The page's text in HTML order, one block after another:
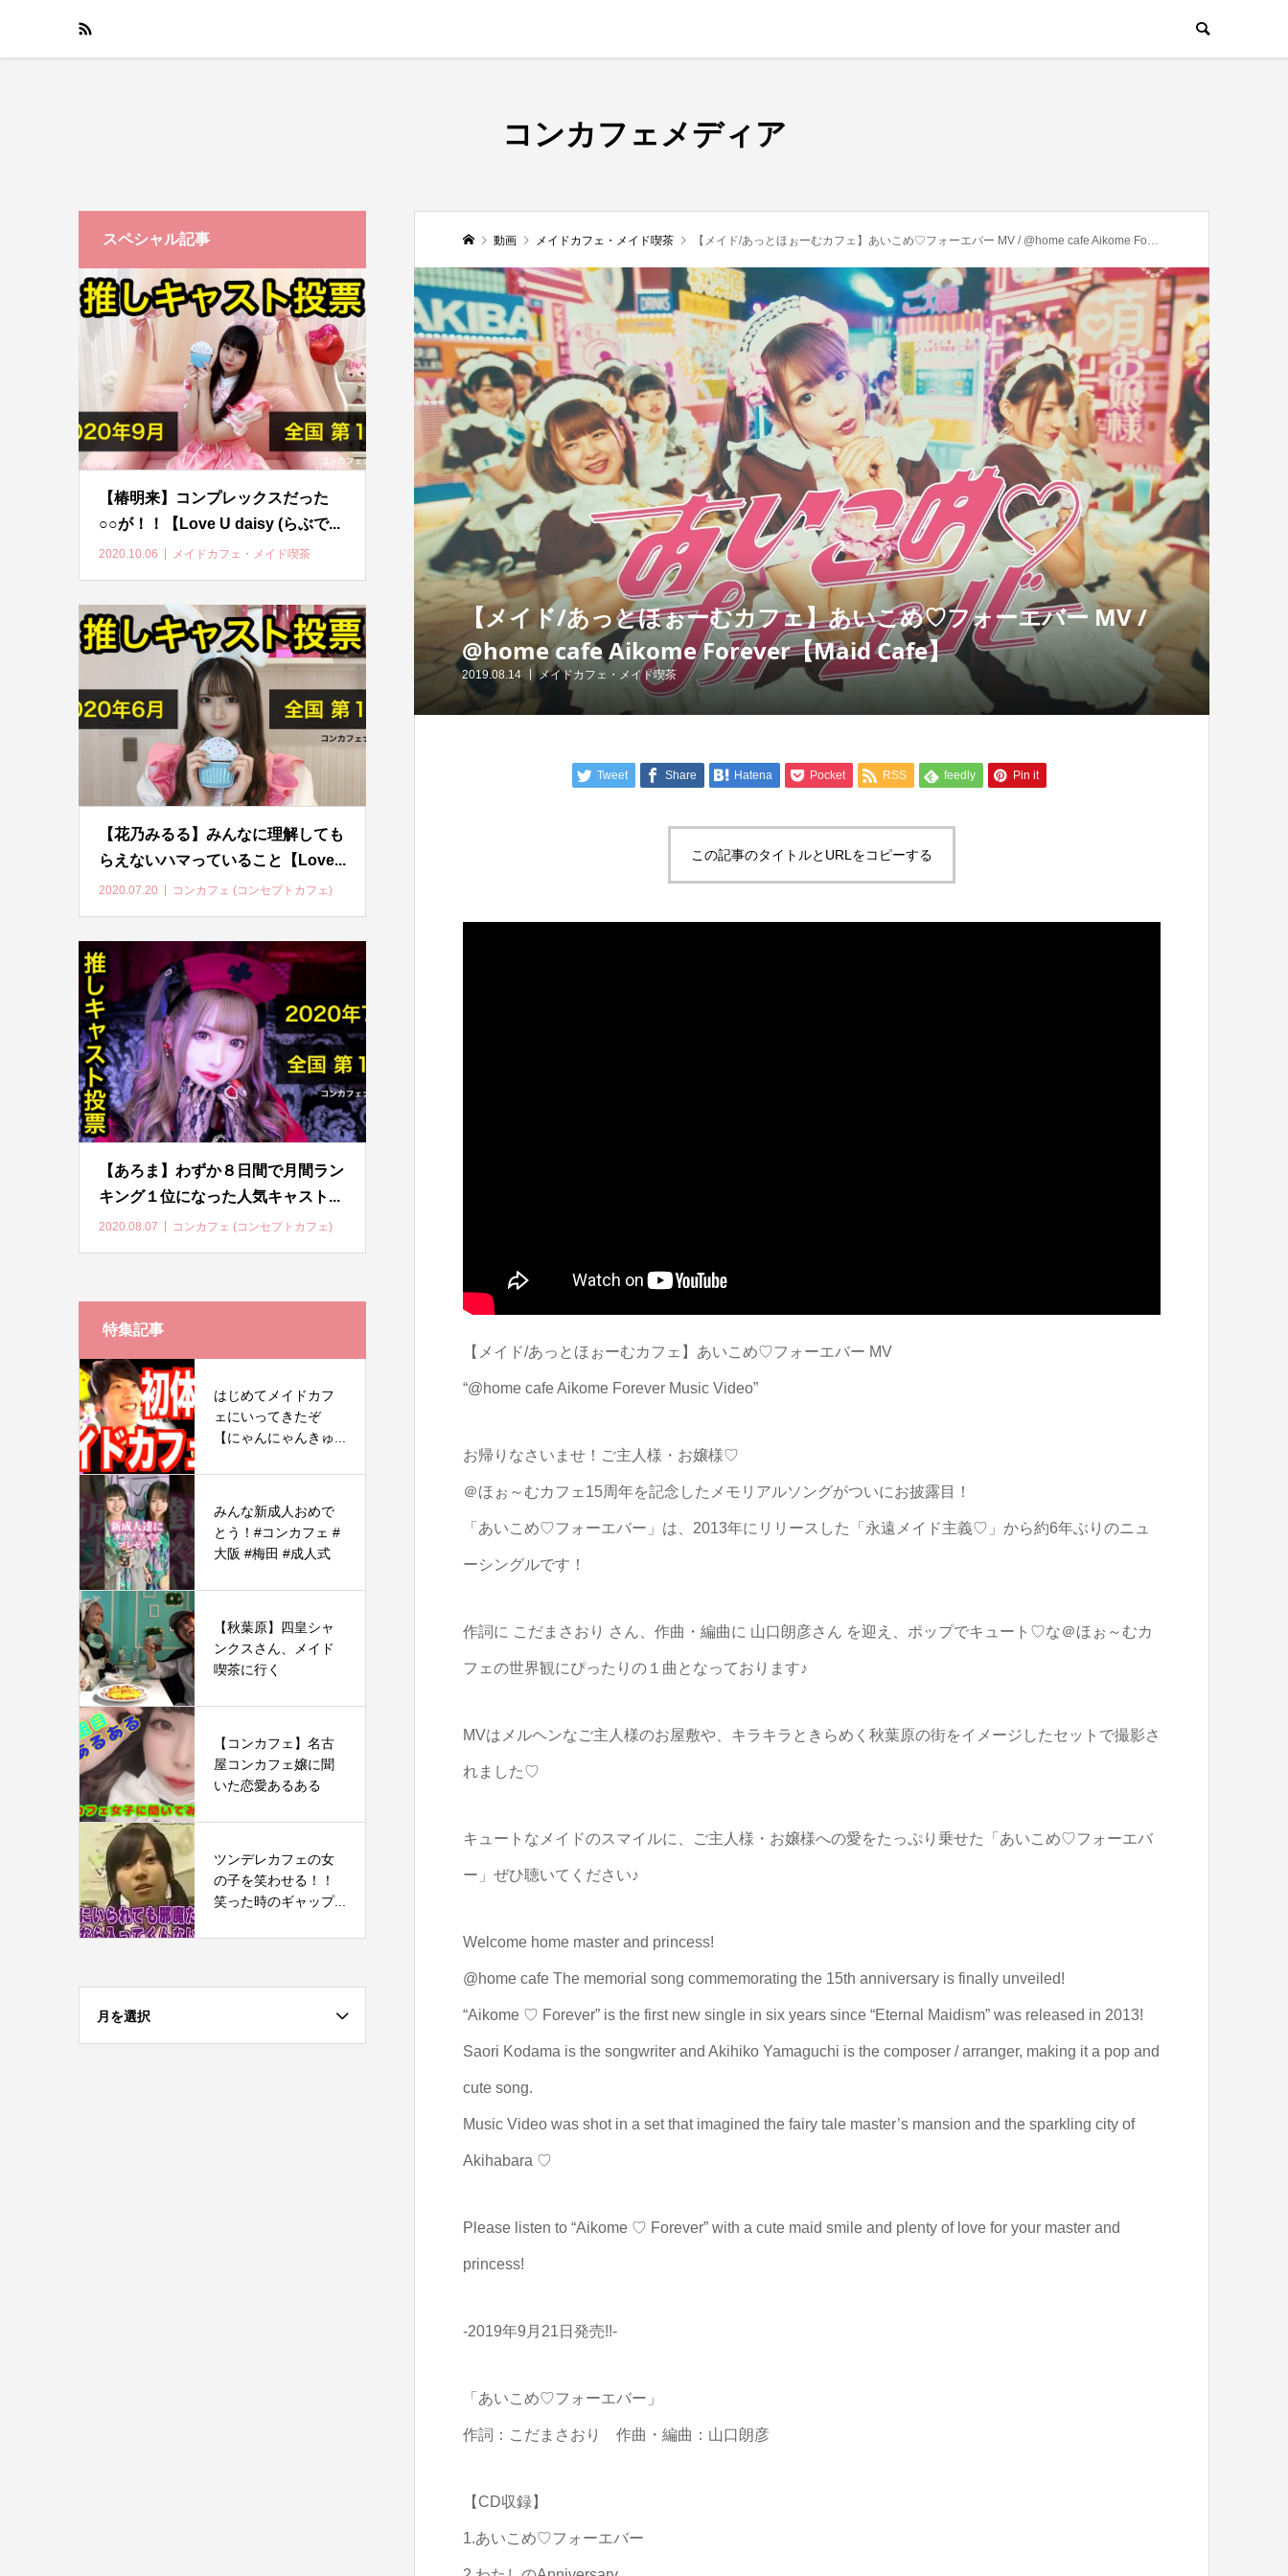
コンカフェメディア
動画 メイドカフェ・メイド喫茶 【メイド/あっとほぉーむカフェ】あいこめ♡フォーエバー MV / @home cafe Aikome Forever【Maid Cafe】
【メイド/あっとほぉーむカフェ】あいこめ♡フォーエバー MV /
@home cafe Aikome Forever【Maid Cafe】
2019.08.14 メイドカフェ・メイド喫茶
Tweet Share Hatena Pocket RSS feedly Pin it
この記事のタイトルとURLをコピーする
【メイド/あっとほぉーむカフェ】あいこめ♡フォーエバー MV
“@home cafe Aikome Forever Music Video”
お帰りなさいませ！ご主人様・お嬢様♡
＠ほぉ～むカフェ15周年を記念したメモリアルソングがついにお披露目！
「あいこめ♡フォーエバー」は、2013年にリリースした「永遠メイド主義♡」から約6年ぶりのニュ
ーシングルです！
作詞に こだまさおり さん、作曲・編曲に 山口朗彦さん を迎え、ポップでキュート♡な＠ほぉ～むカ
フェの世界観にぴったりの１曲となっております♪
MVはメルヘンなご主人様のお屋敷や、キラキラときらめく秋葉原の街をイメージしたセットで撮影さ
れました♡
キュートなメイドのスマイルに、ご主人様・お嬢様への愛をたっぷり乗せた「あいこめ♡フォーエバ
ー」ぜひ聴いてください♪
Welcome home master and princess!
@home cafe The memorial song commemorating the 15th anniversary is finally unveiled!
“Aikome ♡ Forever” is the first new single in six years since “Eternal Maidism” was released in 2013!
Saori Kodama is the songwriter and Akihiko Yamaguchi is the composer / arranger, making it a pop and
cute song.
Music Video was shot in a set that imagined the fairy tale master’s mansion and the sparkling city of
Akihabara ♡
Please listen to “Aikome ♡ Forever” with a cute maid smile and plenty of love for your master and
princess!
-2019年9月21日発売!!-
「あいこめ♡フォーエバー」
作詞：こだまさおり 作曲・編曲：山口朗彦
【CD収録】
1.あいこめ♡フォーエバー
スペシャル記事
【椿明来】コンプレックスだった
○○が！！【Love U daisy (らぶで...
2020.10.06 メイドカフェ・メイド喫茶
【花乃みるる】みんなに理解しても
らえないハマっていること【Love...
2020.07.20 コンカフェ (コンセプトカフェ)
【あろま】わずか８日間で月間ラン
キング１位になった人気キャスト...
2020.08.07 コンカフェ (コンセプトカフェ)
特集記事
はじめてメイドカフ
ェにいってきたぞ
【にゃんにゃんきゅ...
みんな新成人おめで
とう！#コンカフェ #
大阪 #梅田 #成人式
【秋葉原】四皇シャ
ンクスさん、メイド
喫茶に行く
【コンカフェ】名古
屋コンカフェ嬢に聞
いた恋愛あるある
ツンデレカフェの女
の子を笑わせる！！
笑った時のギャップ...
月を選択